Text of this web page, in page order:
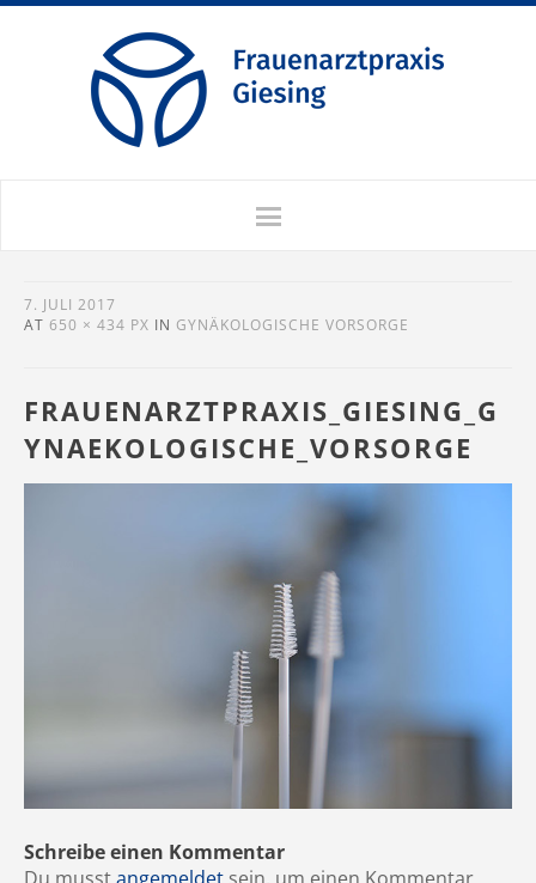
7. JULI 2017
AT 650 × 434 PX IN GYNÄKOLOGISCHE VORSORGE
FRAUENARZTPRAXIS_GIESING_G
YNAEKOLOGISCHE_VORSORGE
Schreibe einen Kommentar